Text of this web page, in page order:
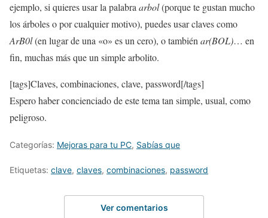
ejemplo, si quieres usar la palabraarbol(porque te gustan mucho
los árboles o por cualquier motivo), puedes usar claves como
ArB0l(en lugar de una «o» es un cero), o tambiénar(BOL)… en
fin, muchas más que un simple arbolito.
[tags]Claves, combinaciones, clave, password[/tags]
Espero haber concienciado de este tema tan simple, usual, como
peligroso.
Categorías: Mejoras para tu PC, Sabías que
Etiquetas: clave, claves, combinaciones, password
Ver comentarios